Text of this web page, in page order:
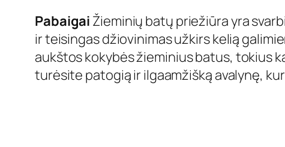
Pabaigai Žieminių batų priežiūra yra
ir teisingas džiovinimas užkirs kelią
aukštos kokybės žieminius batus, tokius
turėsite patogią ir ilgaamžišką avalynę,